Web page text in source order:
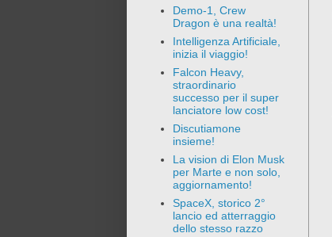
Demo-1, Crew
Dragon è una realtà!
Intelligenza Artificiale,
inizia il viaggio!
Falcon Heavy,
straordinario
successo per il super
lanciatore low cost!
Discutiamone
insieme!
La vision di Elon Musk
per Marte e non solo,
aggiornamento!
SpaceX, storico 2°
lancio ed atterraggio
dello stesso razzo